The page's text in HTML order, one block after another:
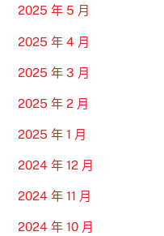
2025 年 5 月
2025 年 4 月
2025 年 3 月
2025 年 2 月
2025 年 1 月
2024 年 12 月
2024 年 11 月
2024 年 10 月